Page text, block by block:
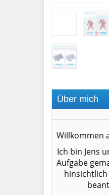
Über mich
Willkommen
Ich bin Jens
Aufgabe
hinsichtlich